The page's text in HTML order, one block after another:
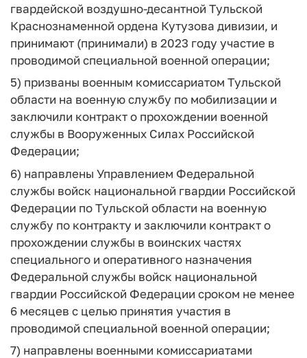
гвардейской воздушно-десантной Тульской
Краснознаменной ордена Кутузова дивизии, и
принимают (принимали) в 2023 году участие в
проводимой специальной военной операции;
5) призваны военным комиссариатом Тульской
области на военную службу по мобилизации и
заключили контракт о прохождении военной
службы в Вооруженных Силах Российской
Федерации;
6) направлены Управлением Федеральной
службы войск национальной гвардии Российской
Федерации по Тульской области на военную
службу по контракту и заключили контракт о
прохождении службы в воинских частях
специального и оперативного назначения
Федеральной службы войск национальной
гвардии Российской Федерации сроком не менее
6 месяцев с целью принятия участия в
проводимой специальной военной операции;
7) направлены военными комиссариатами